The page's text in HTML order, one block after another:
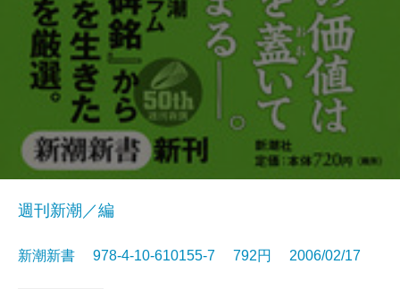
週刊新潮／編
新潮新書 978-4-10-610155-7 792円 2006/02/17